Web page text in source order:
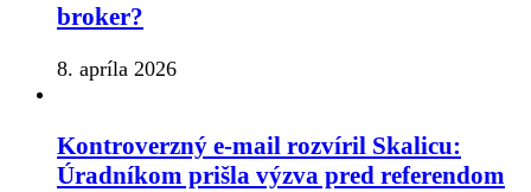
broker?
8. apríla 2026
Kontroverzný e-mail rozvíril Skalicu:
Úradníkom prišla výzva pred referendom